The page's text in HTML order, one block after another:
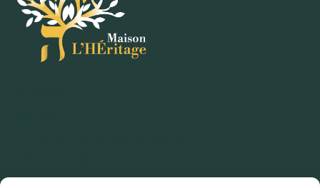
Politique de confidentialité